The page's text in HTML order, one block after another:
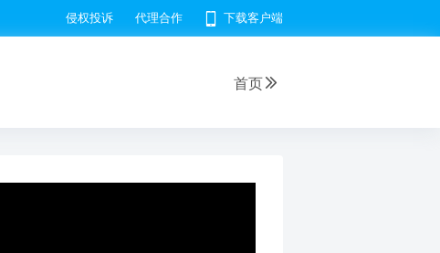
侵权投诉 代理合作 下载客户端
首页